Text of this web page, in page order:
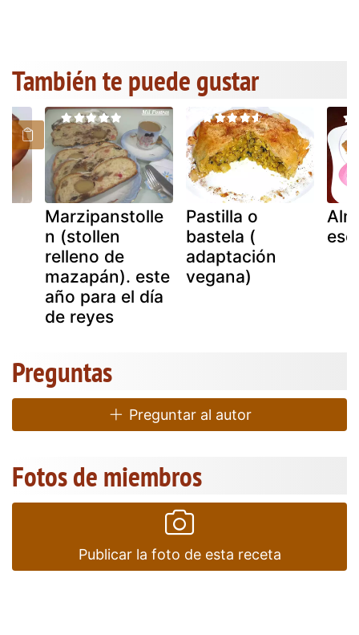
También te puede gustar
Marzipanstolle
n (stollen
relleno de
mazapán). este
año para el día
de reyes
Pastilla o
bastela (
adaptación
vegana)
Preguntas
Preguntar al autor
Fotos de miembros
Publicar la foto de esta receta